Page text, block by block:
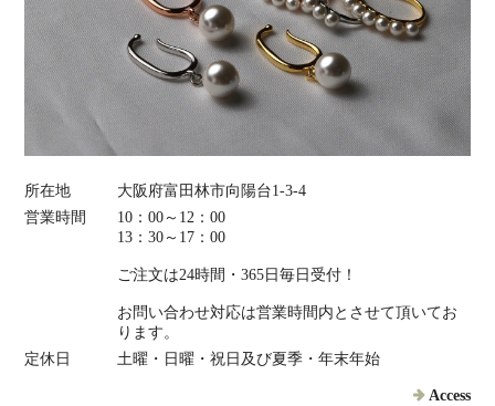
所在地
大阪府富田林市向陽台1-3-4
営業時間
10：00～12：00
13：30～17：00
ご注文は24時間・365日毎日受付！
お問い合わせ対応は営業時間内とさせて頂いてお
ります。
定休日
土曜・日曜・祝日及び夏季・年末年始
Access